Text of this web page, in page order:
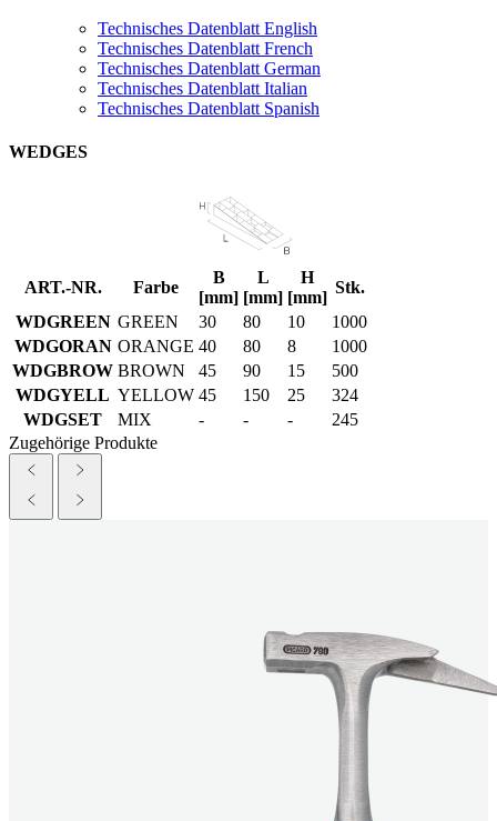
Technisches Datenblatt English
Technisches Datenblatt French
Technisches Datenblatt German
Technisches Datenblatt Italian
Technisches Datenblatt Spanish
WEDGES
ART.-NR. Farbe
B
[mm]
L
[mm]
H
[mm]
Stk.
WDGREEN GREEN 30 80 10
1000
WDGORAN ORANGE 40 80 8
1000
WDGBROW BROWN 45 90 15
500
WDGYELL YELLOW 45 150 25
324
WDGSET
MIX - - -
245
Zugehörige Produkte